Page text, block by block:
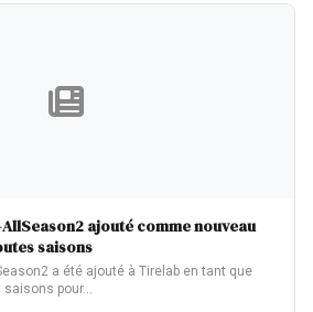
ajouté comme nouveau
saisons
a été ajouté à Tirelab en tant que
saisons pour…